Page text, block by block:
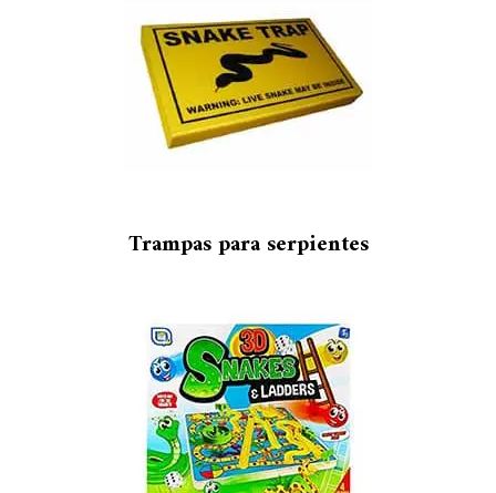
Trampas para serpientes